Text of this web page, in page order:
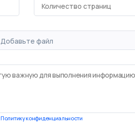
Добавьте файл
Политику конфиденциальности